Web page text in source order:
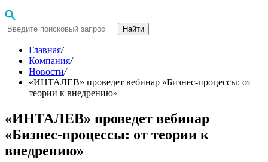
Найти
Главная/
Компания/
Новости/
«ИНТАЛЕВ» проведет вебинар «Бизнес-процессы: от
теории к внедрению»
«ИНТАЛЕВ» проведет вебинар
«Бизнес-процессы: от теории к
внедрению»